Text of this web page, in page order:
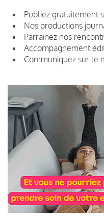
Publiez gratuitement
Nos productions
Parrainez nos
Accompagnement
Communiquez sur le